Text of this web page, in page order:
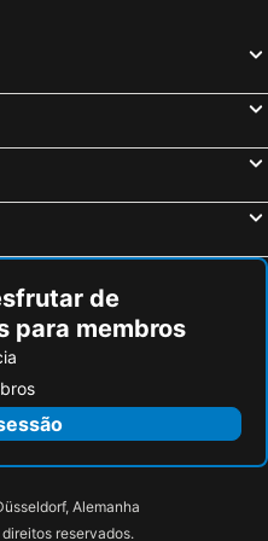
Montévrain, França Hotéis
de
para membros
Alemanha
reservados.